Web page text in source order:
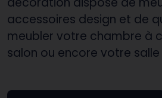
accessoires design et de
meubler votre chambre à
salon ou encore votre